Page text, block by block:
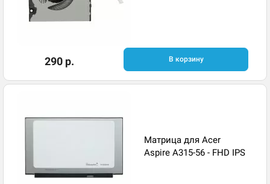
290 р. В корзину
Матрица для Acer
Aspire A315-56 - FHD IPS